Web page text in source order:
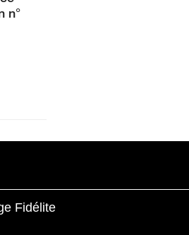
n°
Fidélite